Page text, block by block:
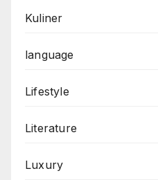
Kuliner
language
Lifestyle
Literature
Luxury